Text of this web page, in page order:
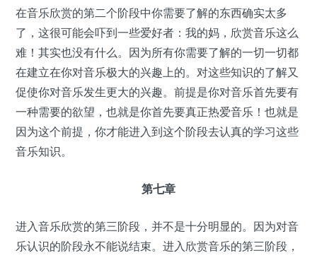
在音乐欣赏的第二个阶段中你需要了解的东西确实太多
了，这很可能会吓到一些爱好者：我的妈，欣赏音乐这么
难！其实也没有什么。因为所有你需要了解的一切一切都
在建立在你对音乐极大的兴趣上的。对这些知识的了解又
促使你对音乐发生更大的兴趣。前提是你对音乐首先要有
一种需要的欲望，也就是你首先要真正热爱音乐！也就是
因为这个前提，你才能进入到这个阶段去认真的学习这些
音乐知识。
第七章
进入音乐欣赏的第三阶段，并不是十分明显的。因为对音
乐认识的阶段永不能说结束。进入欣赏音乐的第三阶段，